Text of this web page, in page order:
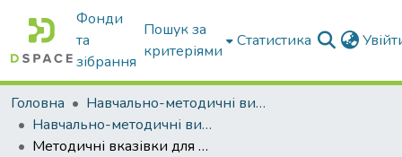
Фонди
та
зібрання
Пошук за
критеріями
Статистика
Головна
Навчально-методичні видання
Навчально-методичні видання
Методичні вказівки для виконання практичних робіт з курсу "Ландшафтна екологія" для студентів напряму підготовки 101 «Екологія»